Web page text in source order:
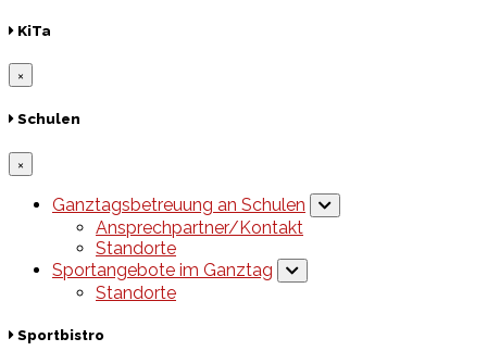
KiTa
×
Schulen
×
Ganztagsbetreuung an Schulen
Ansprechpartner/Kontakt
Standorte
Sportangebote im Ganztag
Standorte
Sportbistro